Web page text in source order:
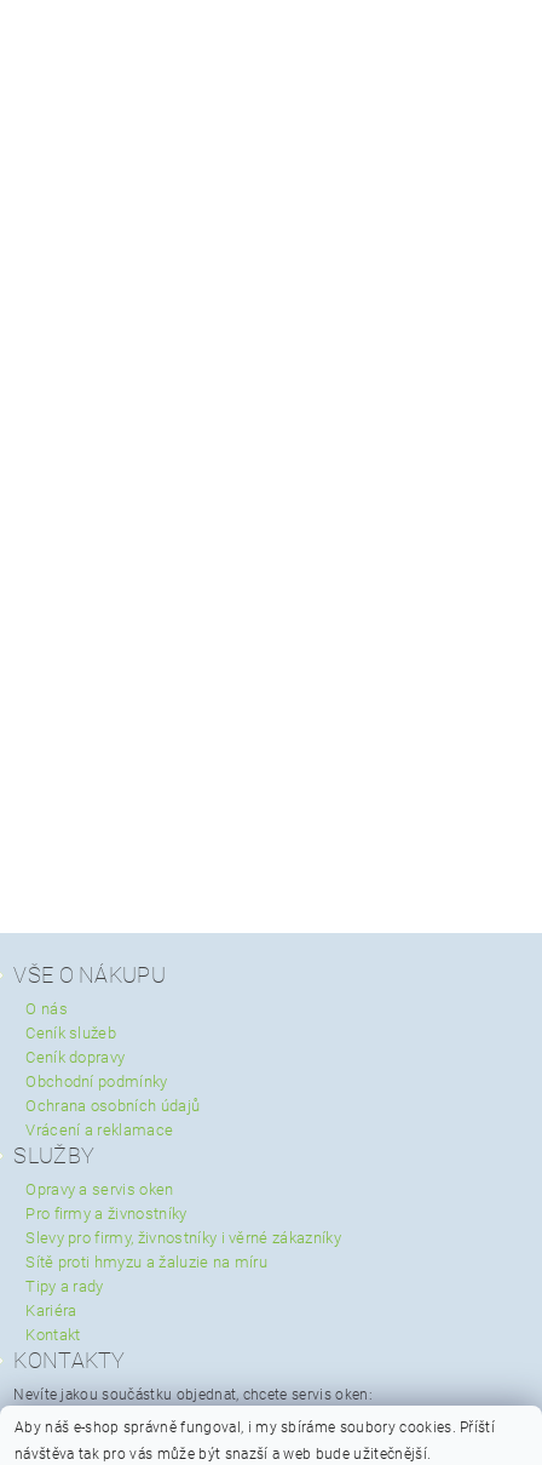
VŠE O NÁKUPU
O nás
Ceník služeb
Ceník dopravy
Obchodní podmínky
Ochrana osobních údajů
Vrácení a reklamace
SLUŽBY
Opravy a servis oken
Pro firmy a živnostníky
Slevy pro firmy, živnostníky i věrné zákazníky
Sítě proti hmyzu a žaluzie na míru
Tipy a rady
Kariéra
Kontakt
KONTAKTY
Nevíte jakou součástku objednat, chcete servis oken:
servis@spravaoken.cz
+420 723 079 731
Aby náš e-shop správně fungoval, i my sbíráme soubory cookies. Příští
návštěva tak pro vás může být snazší a web bude užitečnější.